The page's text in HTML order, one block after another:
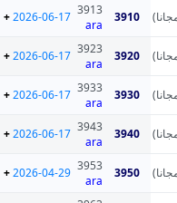
3910
3913
ara
2026-06-17
+
3920
3923
ara
2026-06-17
+
3930
3933
ara
2026-06-17
+
3940
3943
ara
2026-06-17
+
3950
3953
ara
2026-04-29
+